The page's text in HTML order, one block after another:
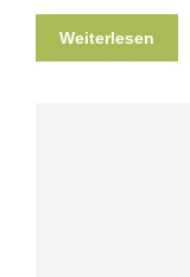
Weiterlesen